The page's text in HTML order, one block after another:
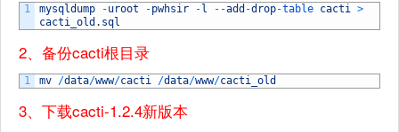
1 mysqldump -uroot -pwhsir - l --add -drop-table cacti >
cacti_old . sql
2、备份cacti根目录
1 mv /data/www/cacti /data/www/cacti_old
3、下载cacti-1.2.4新版本